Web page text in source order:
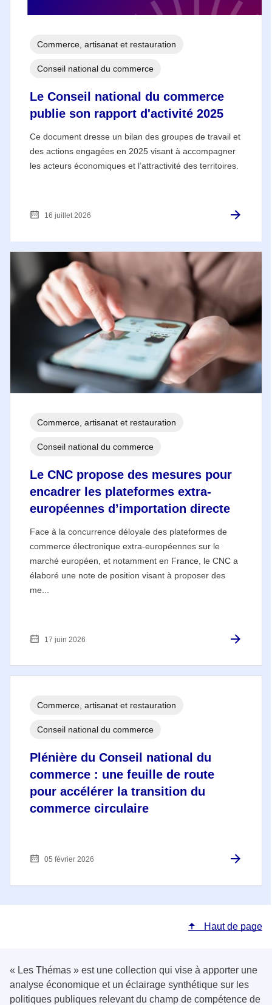
Le Conseil national du commerce
publie son rapport d'activité 2025
Ce document dresse un bilan des groupes de travail et
des actions engagées en 2025 visant à accompagner
les acteurs économiques et l’attractivité des territoires.
Commerce, artisanat et restauration
Conseil national du commerce
16 juillet 2026
Le CNC propose des mesures pour
encadrer les plateformes extra-
européennes d’importation directe
Face à la concurrence déloyale des plateformes de
commerce électronique extra-européennes sur le
marché européen, et notamment en France, le CNC a
élaboré une note de position visant à proposer des
me...
Commerce, artisanat et restauration
Conseil national du commerce
17 juin 2026
Plénière du Conseil national du
commerce : une feuille de route
pour accélérer la transition du
commerce circulaire
Commerce, artisanat et restauration
Conseil national du commerce
05 février 2026
Haut de page
« Les Thémas » est une collection qui vise à apporter une
analyse économique et un éclairage synthétique sur les
politiques publiques relevant du champ de compétence de